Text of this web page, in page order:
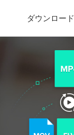
for Mac
ダウンロード